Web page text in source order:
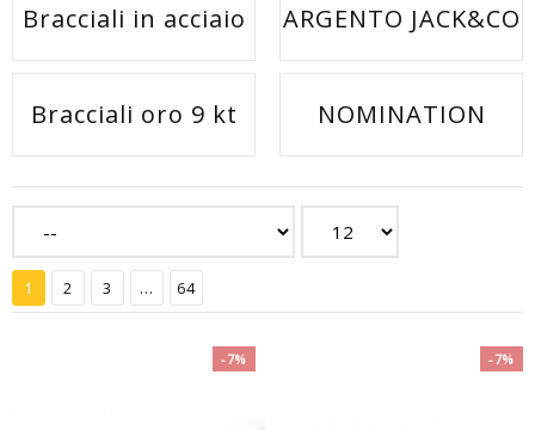
Bracciali in acciaio ARGENTO JACK&CO
Bracciali oro 9 kt NOMINATION
1 2 3 ... 64
-7% -7%